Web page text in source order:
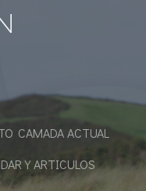
CAMADA ACTUAL
Y ARTICULOS